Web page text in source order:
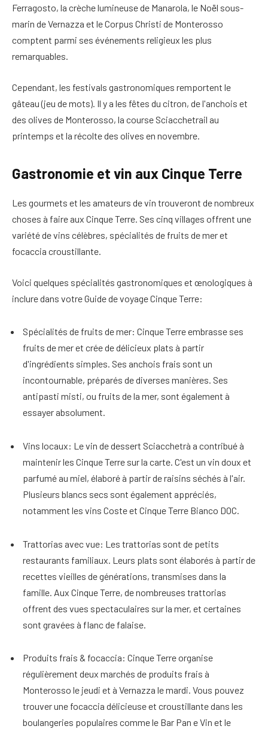
Ferragosto, la crèche lumineuse de Manarola, le Noël sous-
marin de Vernazza et le Corpus Christi de Monterosso
comptent parmi ses événements religieux les plus
remarquables.
Cependant, les festivals gastronomiques remportent le
gâteau(jeu de mots). Il y a les fêtes du citron, de l'anchois et
des olives de Monterosso, la course Sciacchetrail au
printemps et la récolte des olives en novembre.
Gastronomie et vin aux Cinque Terre
Les gourmets et les amateurs de vin trouveront de nombreux
choses à faire aux Cinque Terre. Ses cinq villages offrent une
variété devins célèbres, spécialités de fruits de mer et
focaccia croustillante.
Voici quelques spécialités gastronomiques et œnologiques à
inclure dans votreGuide de voyage Cinque Terre:
Spécialités de fruits de mer: Cinque Terre embrasse ses
fruits de mer et crée de délicieux plats à partir
d'ingrédients simples. Ses anchois frais sont un
incontournable, préparés de diverses manières. Ses
antipasti misti, ou fruits de la mer, sont également à
essayer absolument.
Vins locaux: Le vin de dessert Sciacchetrà a contribué à
maintenir les Cinque Terre sur la carte. C'est un vin doux et
parfumé au miel, élaboré à partir de raisins séchés à l'air.
Plusieurs blancs secs sont également appréciés,
notamment les vins Coste et Cinque Terre Bianco DOC.
Trattorias avec vue: Les trattorias sont de petits
restaurants familiaux. Leurs plats sont élaborés à partir de
recettes vieilles de générations, transmises dans la
famille. Aux Cinque Terre, de nombreuses trattorias
offrent des vues spectaculaires sur la mer, et certaines
sont gravées à flanc de falaise.
Produits frais & focaccia: Cinque Terre organise
régulièrement deux marchés de produits frais à
Monterosso le jeudi et à Vernazza le mardi. Vous pouvez
trouver une focaccia délicieuse et croustillante dans les
boulangeries populaires comme le Bar Pan e Vin et le